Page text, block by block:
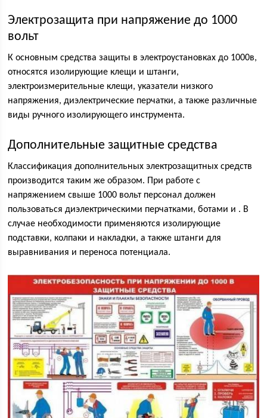
Электрозащита при напряжение до 1000
вольт
К основным средства защиты в электроустановках до 1000в,
относятся изолирующие клещи и штанги,
электроизмерительные клещи, указатели низкого
напряжения, диэлектрические перчатки, а также различные
виды ручного изолирующего инструмента.
Дополнительные защитные средства
Классификация дополнительных электрозащитных средств
производится таким же образом. При работе с
напряжением свыше 1000 вольт персонал должен
пользоваться диэлектрическими перчатками, ботами и . В
случае необходимости применяются изолирующие
подставки, колпаки и накладки, а также штанги для
выравнивания и переноса потенциала.